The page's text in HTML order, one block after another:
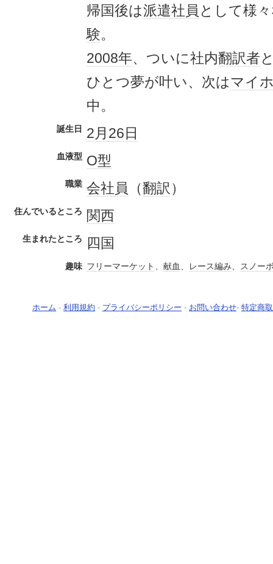
帰国後は派遣社員 として様
験。
2008年、ついに社内翻訳者
ひとつ夢が叶い、次はマイ
中。
誕生日 2月26日
血液型 O型
職業 会社員 （翻訳 ）
住んでいるところ 関西
生まれたところ 四国
趣味 フリーマーケット 、 献血、 レース編み、 スノー
ホーム - 利用規約 - プライバシーポリシー - お問い合わせ- 特定商